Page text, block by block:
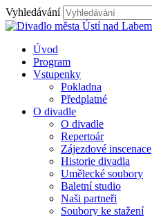
Vyhledávání
Úvod
Program
Vstupenky
Pokladna
Předplatné
O divadle
O divadle
Repertoár
Zájezdové inscenace
Historie divadla
Umělecké soubory
Baletní studio
Naši partneři
Soubory ke stažení